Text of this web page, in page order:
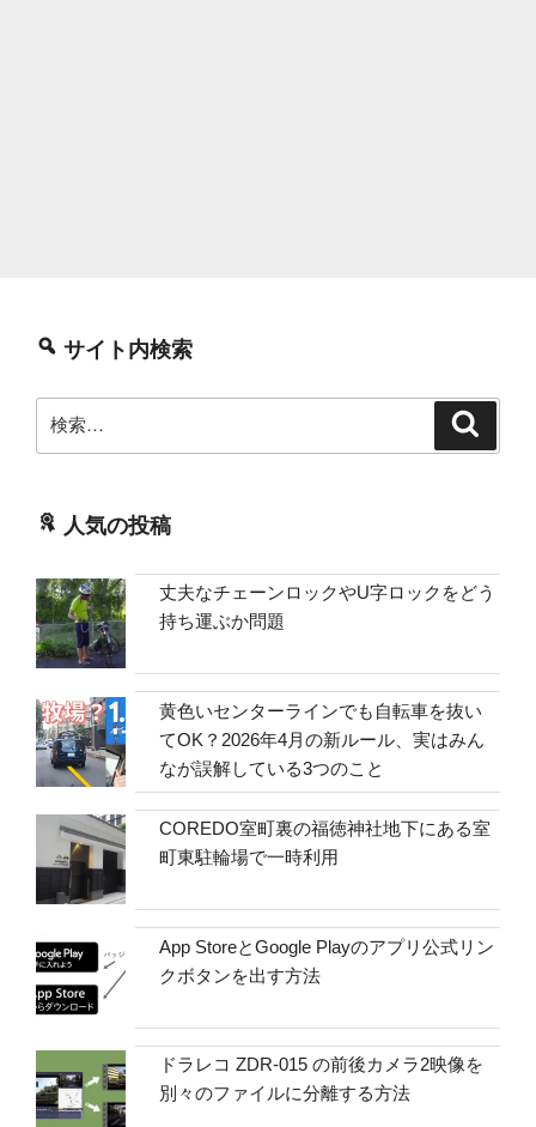
サイト内検索
索:
人気の投稿
丈夫なチェーンロックやU字ロックをどう
持ち運ぶか問題
黄色いセンターラインでも自転車を抜い
てOK？2026年4月の新ルール、実はみん
なが誤解している3つのこと
COREDO室町裏の福徳神社地下にある室
町東駐輪場で一時利用
App StoreとGoogle Playのアプリ公式リン
クボタンを出す方法
ドラレコ ZDR-015 の前後カメラ2映像を
別々のファイルに分離する方法